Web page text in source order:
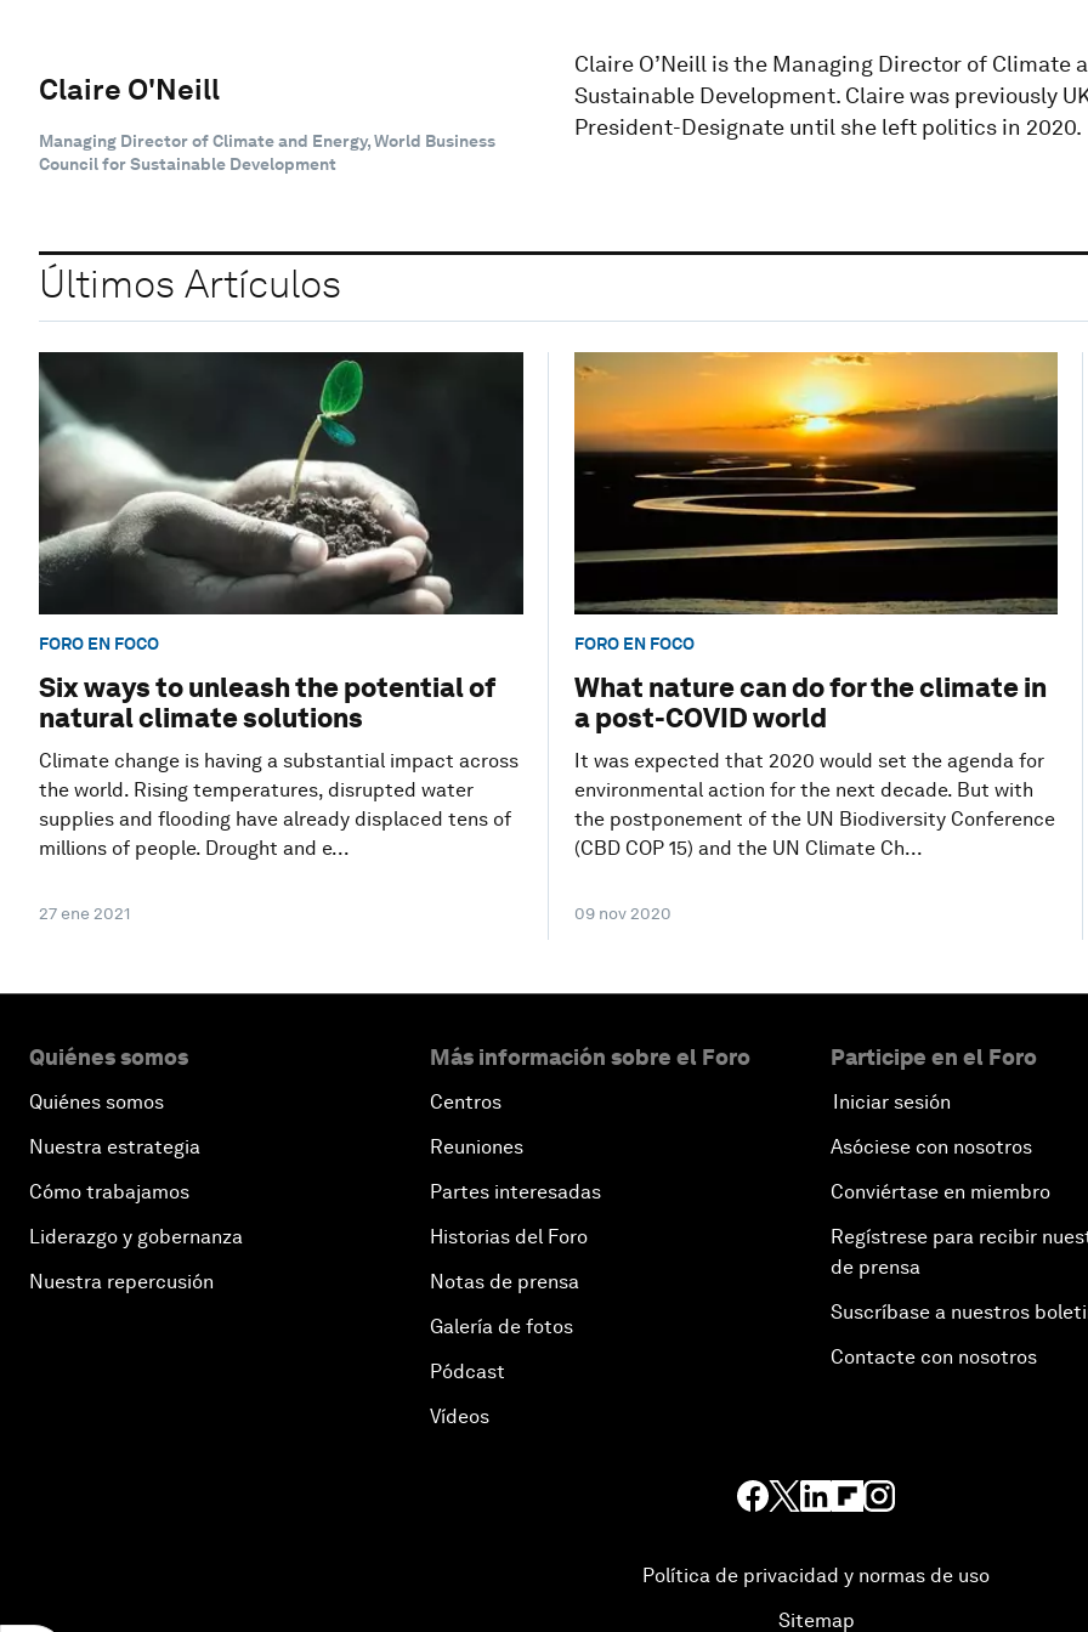
Claire O'Neill
Managing Director of Climate and Energy, World Business
Council for Sustainable Development
Claire O’Neill is the Managing Director of Climate
Sustainable Development. Claire was previously
President-Designate until she left politics in 2020.
Últimos Artículos
FORO EN FOCO
Six ways to unleash the potential of
natural climate solutions
Climate change is having a substantial impact across
the world. Rising temperatures, disrupted water
supplies and flooding have already displaced tens of
millions of people. Drought and e...
27 ene 2021
FORO EN FOCO
What nature can do for the climate in
a post-COVID world
It was expected that 2020 would set the agenda for
environmental action for the next decade. But with
the postponement of the UN Biodiversity Conference
(CBD COP 15) and the UN Climate Ch...
09 nov 2020
Quiénes somos
Quiénes somos
Nuestra estrategia
Cómo trabajamos
Liderazgo y gobernanza
Nuestra repercusión
Más información sobre el Foro
Centros
Reuniones
Partes interesadas
Historias del Foro
Notas de prensa
Galería de fotos
Pódcast
Vídeos
Participe en el Foro
Iniciar sesión
Asóciese con nosotros
Conviértase en miembro
Regístrese para recibir
de prensa
Suscríbase a nuestros
Contacte con nosotros
Política de privacidad y normas de uso
Sitemap